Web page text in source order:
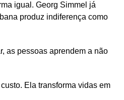
igual. Georg Simmel já
produz indiferença como
as pessoas aprendem a não
Ela transforma vidas em